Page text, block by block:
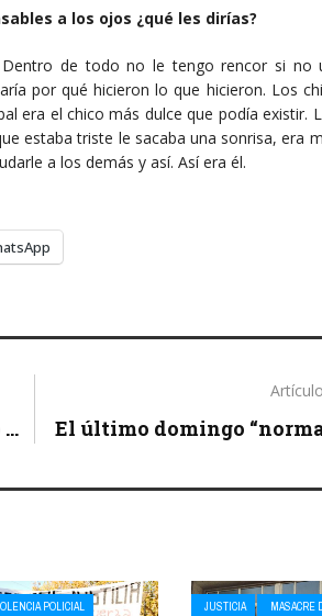
a los ojos ¿qué les dirías?
de todo no le tengo rencor si no
por qué hicieron lo que hicieron. Los
era el chico más dulce que podía existir.
estaba triste le sacaba una sonrisa, era
a los demás y así. Así era él.
El último domingo
POLICIAL JUSTICIA MASACRE